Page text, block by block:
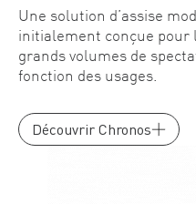
Une solution d’assise
initialement conçue pour
grands volumes de
fonction des usages.
Découvrir Chronos